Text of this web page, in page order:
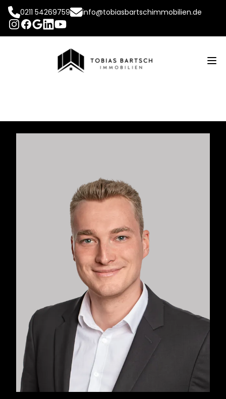
0211 54269759
info@tobiasbartschimmobilien.de
INSTAGRAM
FACEBOOK
GOOGLE
LINKEDINYOUTUBE